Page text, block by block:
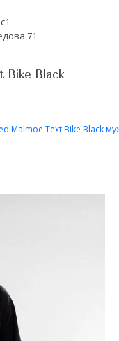
71
Bike Black
Malmoe Text Bike Black